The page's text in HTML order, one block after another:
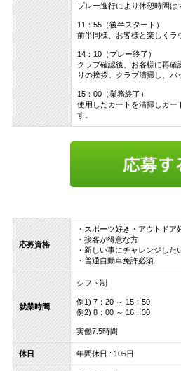
プレー進行により休憩時間は
11：55（後半スタート）
前半同様、お客様と楽しくラ
14：10（プレー終了）
クラブ確認後、お客様に再確
りの挨拶。クラブ清掃し、バ
15：00（業務終了）
使用したカートを清掃しカ
す。
応募資格
・スポーツ好き・アウトドア
・接客が得意な方
・新しい事にチャレンジした
・普通自動車免許必須
就業時間
シフト制
例1) 7：20 ～ 15：50
例2) 8：00 ～ 16：30
実働7.5時間
休日 年間休日 : 105日